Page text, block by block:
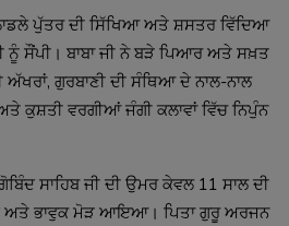
ਪੁੱਤਰ ਦੀ ਸਿੱਖਿਆ ਅਤੇ ਸ਼ਸਤਰ ਵਿੱਦਿਆ
ਨੂੰ ਸੌਂਪੀ। ਬਾਬਾ ਜੀ ਨੇ ਬੜੇ ਪਿਆਰ ਅਤੇ ਸਖ਼ਤ
ਗੁਰਬਾਣੀ ਦੀ ਸੰਥਿਆ ਦੇ ਨਾਲ-ਨਾਲ
ਕੁਸ਼ਤੀ ਵਰਗੀਆਂ ਜੰਗੀ ਕਲਾਵਾਂ ਵਿੱਚ ਨਿਪੁੰਨ
ਸਾਹਿਬ ਜੀ ਦੀ ਉਮਰ ਕੇਵਲ 11 ਸਾਲ ਦੀ
ਅਤੇ ਭਾਵੁਕ ਮੋੜ ਆਇਆ। ਪਿਤਾ ਗੁਰੂ ਅਰਜਨ